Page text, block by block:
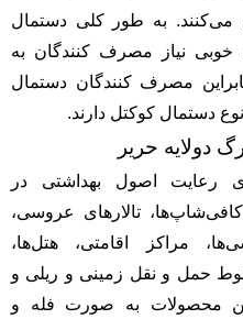
می‌کنند. به طور کلی دستمال
به خوبی نیاز مصرف کنندگان به
مصرف کنندگان دستمال
دستمال کوکتل دارند.
رعایت اصول بهداشتی در
تالارهای عروسی،
مراکز اقامتی، هتل‌ها،
حمل و نقل زمینی و ریلی و
محصولات به صورت فله و